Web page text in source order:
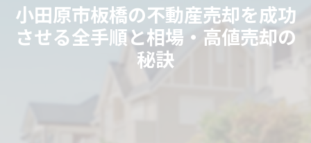
小田原市板橋の不動産売却を成功
させる全手順と相場・高値売却の
秘訣